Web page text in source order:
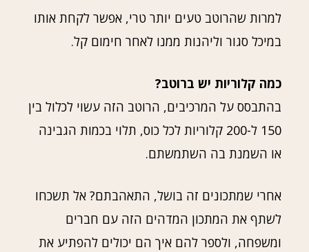
למרות שהרוטב טעים יותר טרי, אפשר לקחת אותו
במיכל סגור וליהנות ממנו לאחר חימום קל.
כמה קלוריות יש ברוטב?
בהתבסס על המרכיבים, הרוטב הזה עשוי לכלול בין
150 ל-200 קלוריות לכל כוס, תלוי בכמות הגבינה
או השמנת בה השתמשתם.
אחרי שמתכונים זה בושל, התאהבתם? אל תשכחו
לשתף את המתכון המדהים הזה עם חברים
ומשפחה, ולספר להם איך הם יכולים להפתיע את